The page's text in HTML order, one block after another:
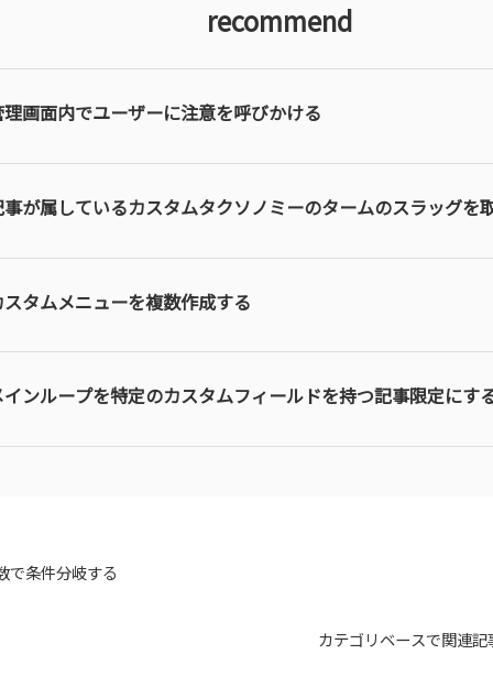
recommend
画面内でユーザーに注意を呼びかける
が属しているカスタムタクソノミーのタームのスラッグを
タムメニューを複数作成する
ンループを特定のカスタムフィールドを持つ記事限定にす
で条件分岐する
カテゴリベースで関連記